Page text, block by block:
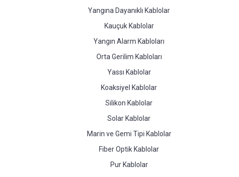
Yangına Dayanıklı Kablolar
Kauçuk Kablolar
Yangın Alarm Kabloları
Orta Gerilim Kabloları
Yassı Kablolar
Koaksiyel Kablolar
Silikon Kablolar
Solar Kablolar
Marin ve Gemi Tipi Kablolar
Fiber Optik Kablolar
Pur Kablolar